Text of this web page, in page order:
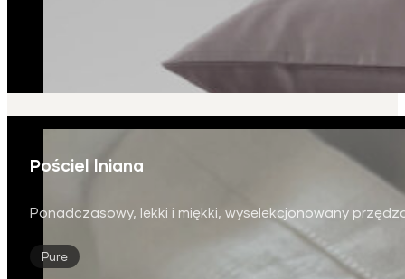
Pościel lniana
Ponadczasowy, lekki i miękki, wyselekcjonowany
Pure